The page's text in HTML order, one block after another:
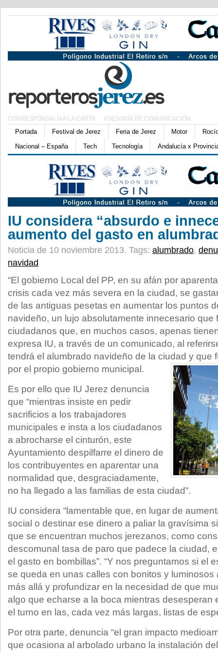
CORRESPONSALÍA A LA CARTA ASESORÍA DE COMUNICACIÓN
Portada Festival de Jerez Feria de Jerez Motor
Nacional – España
Tech Tecnología Andalucía x
IU considera “absurdo e
aumento del gasto en
Noticia de 10 noviembre 2013. Tags: alumbrado,
navidad
“El gobierno Local del PP, en su afán por
crisis cada vez más severa en la ciudad, se
de las antiguas pesetas en aumentar los puntos
navideño, un lujo absolutamente innecesario que
ciudadanos que, en muchos casos, apenas
expresa IU, a través de un comunicado, al
tendrá el alumbrado navideño de la ciudad y que
por el propio gobierno municipal.
Es por ello que IU Jerez denuncia
que “mientras insiste en pedir
sacrificios a los trabajadores
municipales e insta a los ciudadanos
a abrocharse el cinturón, este
Ayuntamiento despilfarre el dinero de
los contribuyentes en aparentar una
normalidad que, desgraciadamente,
no ha llegado a las familias de esta ciudad”.
IU considera “lamentable que, en lugar de
social o destinar ese dinero a paliar la gravísima
que se encuentran muchos jerezanos, como
descomunal tasa de paro que padece la ciudad,
el gasto en bombillas”. “Y nos preguntamos si el
se queda en unas calles con bonitos y luminosos
más allá y profundizar en la necesidad de que
algo que echarse a la boca mientras desesperan
el turno en las, cada vez más largas, listas de
Por otra parte, denuncia “el gran impacto
que ocasiona al arbolado urbano la instalación